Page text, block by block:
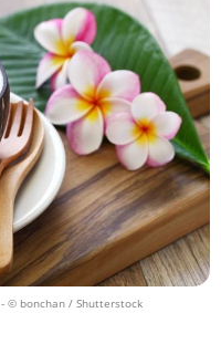
- © bonchan / Shutterstock